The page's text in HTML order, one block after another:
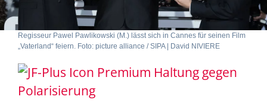
Regisseur Pawel Pawlikowski (M.) lässt sich in Cannes für seinen Film
„Vaterland“ feiern. Foto: picture alliance / SIPA | David NIVIERE
Haltung gegen
Polarisierung